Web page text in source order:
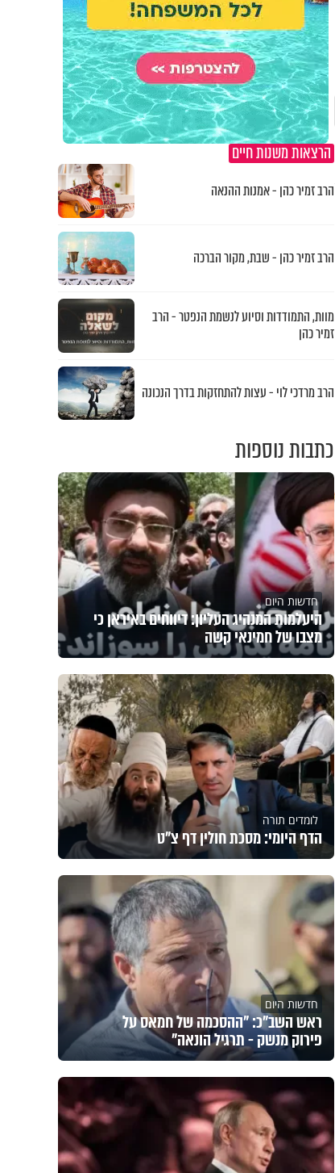
הרצאות משנות חיים
הרב זמיר כהן - אמנות ההנאה
הרב זמיר כהן - שבת, מקור הברכה
מוות, התמודדות וסיוע לנשמת הנפטר - הרב
זמיר כהן
הרב מרדכי לוי - עצות להתחזקות בדרך הנכונה
כתבות נוספות
חדשות היום
היעלמות המנהיג העליון: דיווחים באיראן כי
מצבו של חמינאי קשה
לומדים תורה
הדף היומי: מסכת חולין דף צ"ט
חדשות היום
ראש השב"כ: "ההסכמה של חמאס על
פירוק מנשק - תרגיל הונאה"